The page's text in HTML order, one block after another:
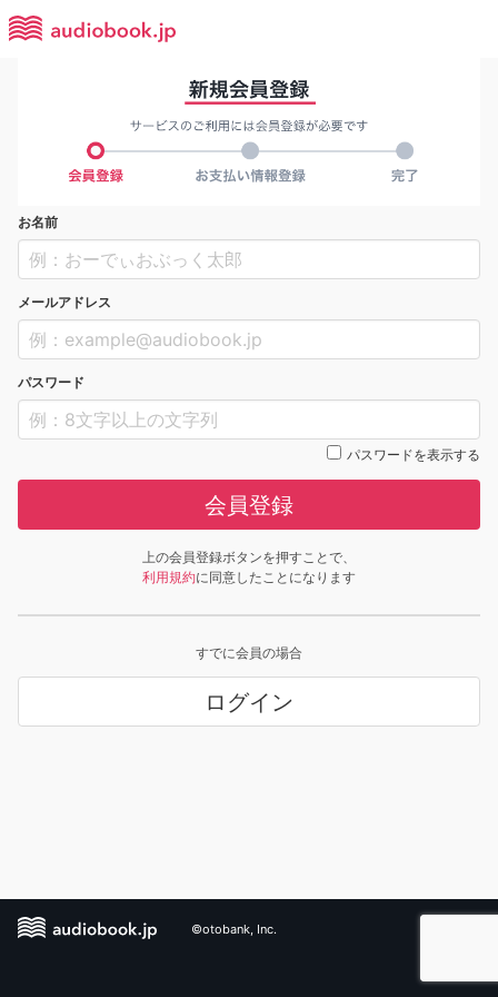
お名前
メールアドレス
パスワード
パスワードを表示する
会員登録
上の会員登録ボタンを押すことで、
利用規約に同意したことになります
すでに会員の場合
ログイン
©otobank, Inc.